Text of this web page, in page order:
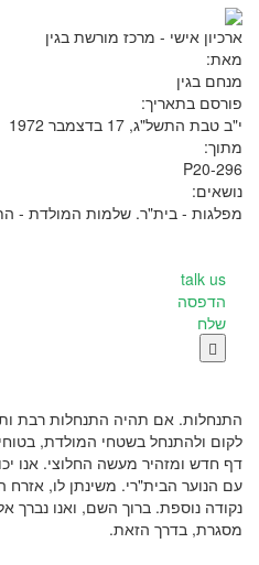
ארכיון אישי - מרכז מורשת בגין
מאת:
מנחם בגין
פורסם בתאריך:
י"ב טבת התשל"ג, 17 בדצמבר 1972
מתוך:
P20-296
נושאים:
מפלגות - בית"ר. שלמות המולדת -
talk us
הדפסה
שלח

התנחלות. אם תהיה התנחלות רבת
לקום ולהתנחל בשטחי המולדת,
דף חדש ומזהיר מעשה החלוצי. אנו
עם הנוער הבית"רי. משינתן לו, אזרח
נקודה נוספת. ברוך השם, ואנו נברך
מסגרת, בדרך הזאת.